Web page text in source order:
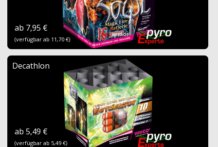
ab 7,95 €
(verfügbar ab 11,70 €)
Decathlon
ab 5,49 €
(verfügbar ab 5,49 €)